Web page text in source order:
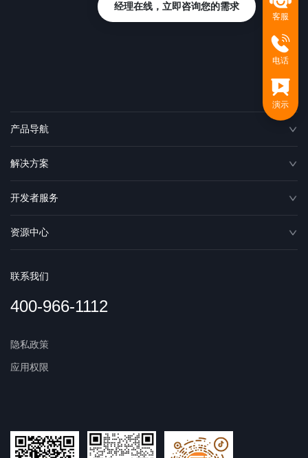
产品导航
解决方案
开发者服务
资源中心
联系我们
400-966-1112
隐私政策
应用权限
客服
电话
演示
经理在线，立即咨询您的需求